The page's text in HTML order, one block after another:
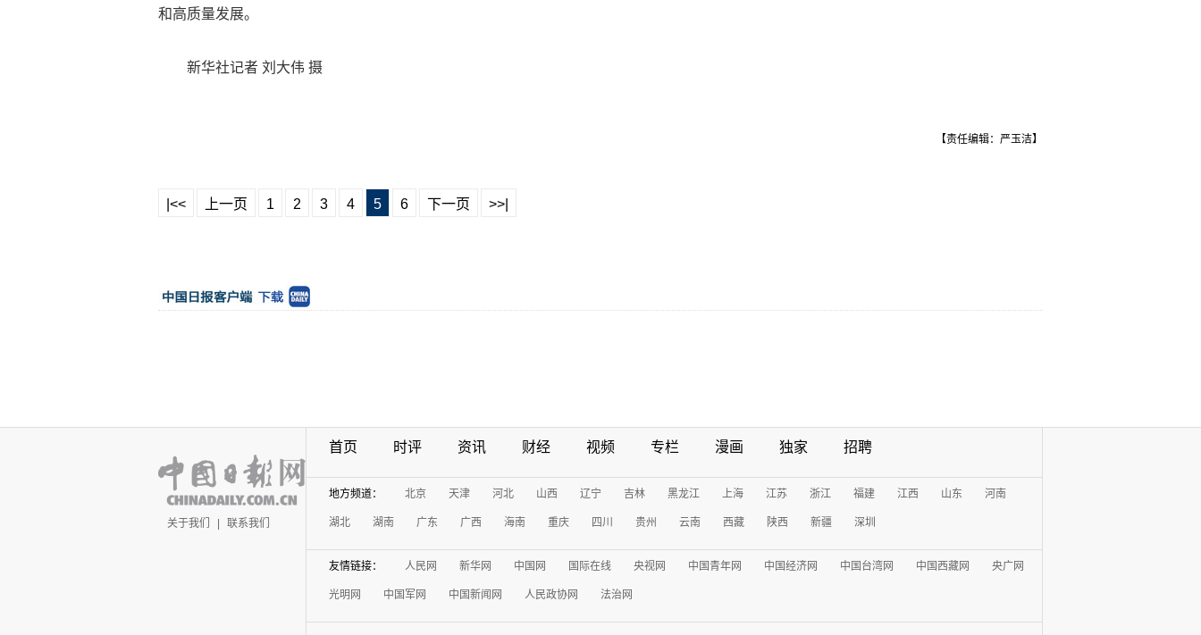
和高质量发展。
新华社记者 刘大伟 摄
【责任编辑：严玉洁】
|<< 上一页 1 2 3 4 5 6 下一页 >>|
关于我们 联系我们
首页 时评 资讯 财经 视频 专栏 漫画 独家 招聘
地方频道： 北京 天津 河北 山西 辽宁 吉林 黑龙江 上海 江苏 浙江 福建 江西 山东 河南
湖北 湖南 广东 广西 海南 重庆 四川 贵州 云南 西藏 陕西 新疆 深圳
友情链接： 人民网 新华网 中国网 国际在线 央视网 中国青年网 中国经济网 中国台湾网 中国西藏网 央广网
光明网 中国军网 中国新闻网 人民政协网 法治网